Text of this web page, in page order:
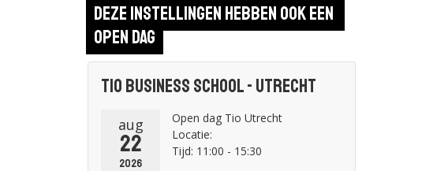
Deze instellingen hebben ook een
open dag
Tio Business School - Utrecht
aug
22
2026
Open dag Tio Utrecht
Locatie:
Tijd: 11:00 - 15:30